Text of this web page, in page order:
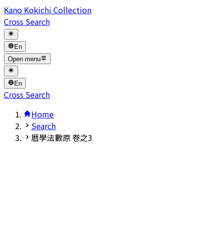
Kano Kokichi Collection
Cross Search
En
Open menu
En
Cross Search
Home
Search
暦學法數原 卷之3